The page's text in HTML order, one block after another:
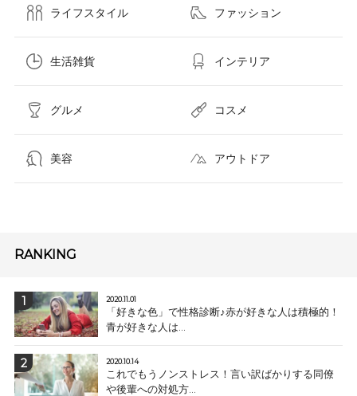
ライフスタイル ファッション
生活雑貨 インテリア
グルメ コスメ​
美容 アウトドア
RANKING
2020.11.01
「好きな色」で性格診断♪赤が好きな人は積極的！
青が好きな人は...
2020.10.14
これでもうノンストレス！言い訳ばかりする同僚
や後輩への対処方...